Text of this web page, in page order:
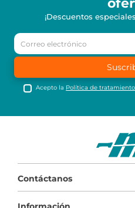
¡Descuentos
Acepto la Política de
Contáctanos